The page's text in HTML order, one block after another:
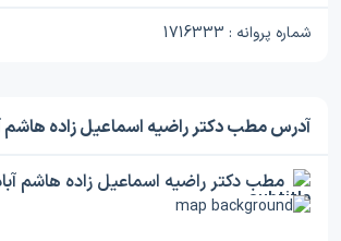
شماره پروانه : 1716333
آدرس مطب دکتر راضیه اسماعیل زاده هاشم
مطب دکتر راضیه اسماعیل زاده هاشم